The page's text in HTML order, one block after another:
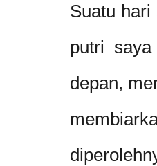
Suatu hari
putri
depan,